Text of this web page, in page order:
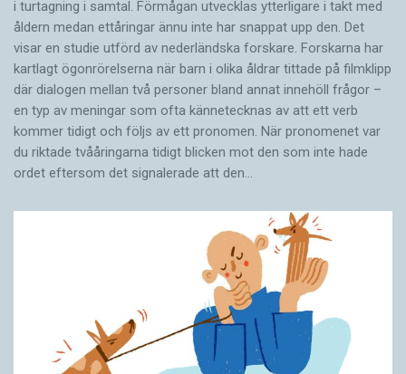
i turtagning i samtal. Förmågan utvecklas ytterligare i takt med
åldern medan ettåringar ännu inte har snappat upp den. Det
visar en studie utförd av nederländska forskare. Forskarna har
kartlagt ögonrörelserna när barn i olika åldrar tittade på filmklipp
där dialogen mellan två personer bland annat innehöll frågor –
en typ av meningar som ofta kännetecknas av att ett verb
kommer tidigt och följs av ett pronomen. När pronomenet var
du riktade tvååringarna tidigt blicken mot den som inte hade
ordet eftersom det ­signalerade att den…